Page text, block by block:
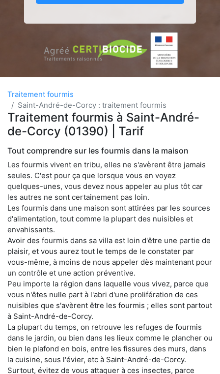
Traitement fourmis
Saint-André-de-Corcy : traitement fourmis
Traitement fourmis à Saint-André-
de-Corcy (01390) | Tarif
Tout comprendre sur les fourmis dans la maison
Les fourmis vivent en tribu, elles ne s'avèrent être jamais
seules. C'est pour ça que lorsque vous en voyez
quelques-unes, vous devez nous appeler au plus tôt car
les autres ne sont certainement pas loin.
Les fourmis dans une maison sont attirées par les sources
d'alimentation, tout comme la plupart des nuisibles et
envahissants.
Avoir des fourmis dans sa villa est loin d'être une partie de
plaisir, et vous aurez tout le temps de le constater par
vous-même, à moins de nous appeler dès maintenant pour
un contrôle et une action préventive.
Peu importe la région dans laquelle vous vivez, parce que
vous n'êtes nulle part à l'abri d'une prolifération de ces
nuisibles que s'avèrent être les fourmis ; elles sont partout
à Saint-André-de-Corcy.
La plupart du temps, on retrouve les refuges de fourmis
dans le jardin, ou bien dans les lieux comme le plancher ou
bien le plafond en bois, entre les fissures des murs, dans
la cuisine, sous l'évier, etc à Saint-André-de-Corcy.
Surtout, évitez de vous attaquer à ces insectes, parce